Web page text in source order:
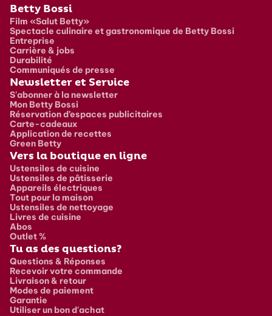
Pied de page
Betty Bossi
Film «Salut Betty»
Spectacle culinaire et gastronomique de Betty Bossi
Entreprise
Carrière & jobs
Durabilité
Communiqués de presse
Newsletter et Service
S'abonner à la newsletter
Mon Betty Bossi
Réservation d’espaces publicitaires
Carte-cadeaux
Application de recettes
Green Betty
Vers la boutique en ligne
Ustensiles de cuisine
Ustensiles de pâtisserie
Appareils électriques
Tout pour la maison
Ustensiles de nettoyage
Livres de cuisine
Abos
Outlet %
Tu as des questions?
Questions & Réponses
Recevoir votre commande
Livraison & retour
Modes de paiement
Garantie
Utiliser un bon d'achat